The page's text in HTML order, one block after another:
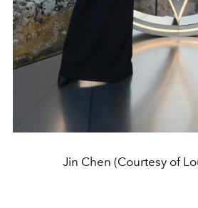
Jin Chen (Courtesy of